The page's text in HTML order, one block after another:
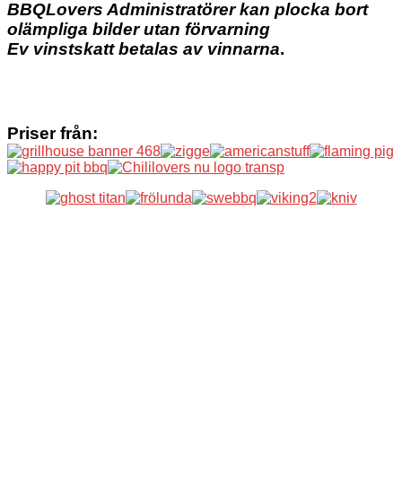
BBQLovers Administratörer kan plocka bort
olämpliga bilder utan förvarning
Ev vinstskatt betalas av vinnarna.
Priser från: